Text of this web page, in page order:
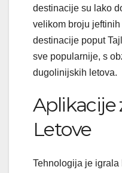
destinacije su lako
velikom broju
destinacije poput
sve popularnije, s
dugolinijskih letova.
Aplikacije
Letove
Tehnologija je igrala